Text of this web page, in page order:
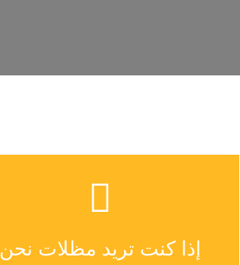
إذا كنت تريد مظلات نحن